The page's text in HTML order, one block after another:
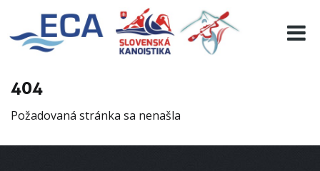
404
Požadovaná stránka sa nenašla
EURO 19
INFO
RESULTS